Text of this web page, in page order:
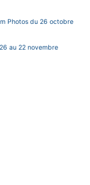
Photos du 26 octobre
au 22 novembre